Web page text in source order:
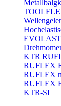
KTR
RUFLEX
RUFLEX
RUFLEX
KTR-SI